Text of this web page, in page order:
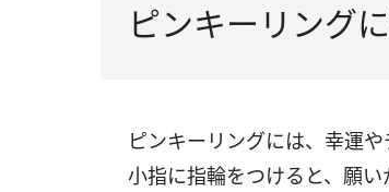
ピンキーリング
ピンキーリングには、幸運
小指に指輪をつけると、願い